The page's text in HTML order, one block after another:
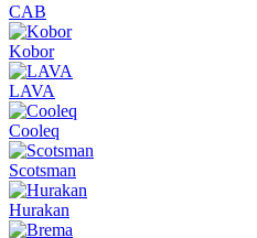
CAB
Kobor
LAVA
Cooleq
Scotsman
Hurakan